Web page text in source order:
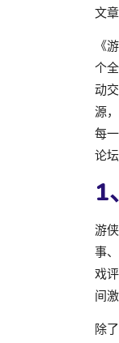
文章
《
个
动
源
每
论
1
游
事
戏
间
除